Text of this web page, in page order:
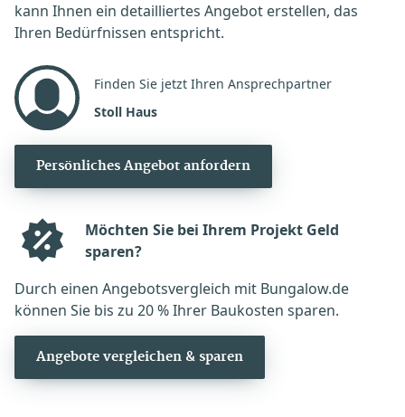
kann Ihnen ein detailliertes Angebot erstellen, das
Ihren Bedürfnissen entspricht.
Finden Sie jetzt Ihren Ansprechpartner
Stoll Haus
Persönliches Angebot anfordern
Möchten Sie bei Ihrem Projekt Geld
sparen?
Durch einen Angebotsvergleich mit Bungalow.de
können Sie bis zu 20 % Ihrer Baukosten sparen.
Angebote vergleichen & sparen